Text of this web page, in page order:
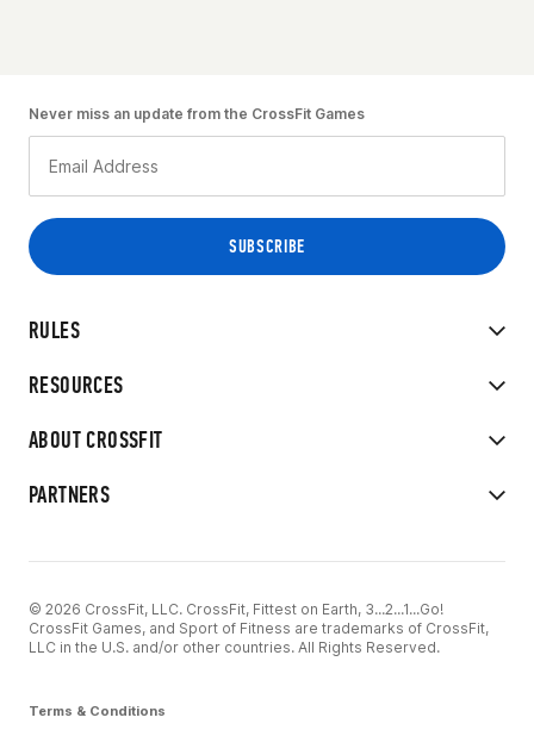
RULES
RESOURCES
ABOUT CROSSFIT
PARTNERS
Never miss an update from the CrossFit Games
© 2026 CrossFit, LLC. CrossFit, Fittest on Earth, 3...2...1...Go!
CrossFit Games, and Sport of Fitness are trademarks of CrossFit,
LLC in the U.S. and/or other countries. All Rights Reserved.
Terms & Conditions